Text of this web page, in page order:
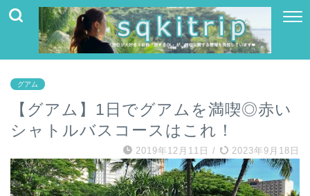
グアム
【グアム】1日でグアムを満喫◎赤い
シャトルバスコースはこれ！
2019年12月11日 / 2023年9月18日